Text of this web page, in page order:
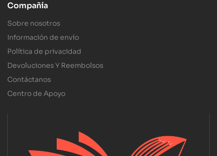
Compañía
Sobre nosotros
Información de envío
Política de privacidad
Devoluciones Y Reembolsos
Contáctanos
Centro de Apoyo